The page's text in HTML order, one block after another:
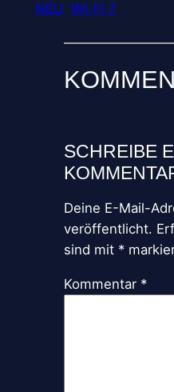
NEU Wi-Fi 7
SCHREIBE
Deine E-Mail-
veröffentlicht.
sind mit *
Kommentar *